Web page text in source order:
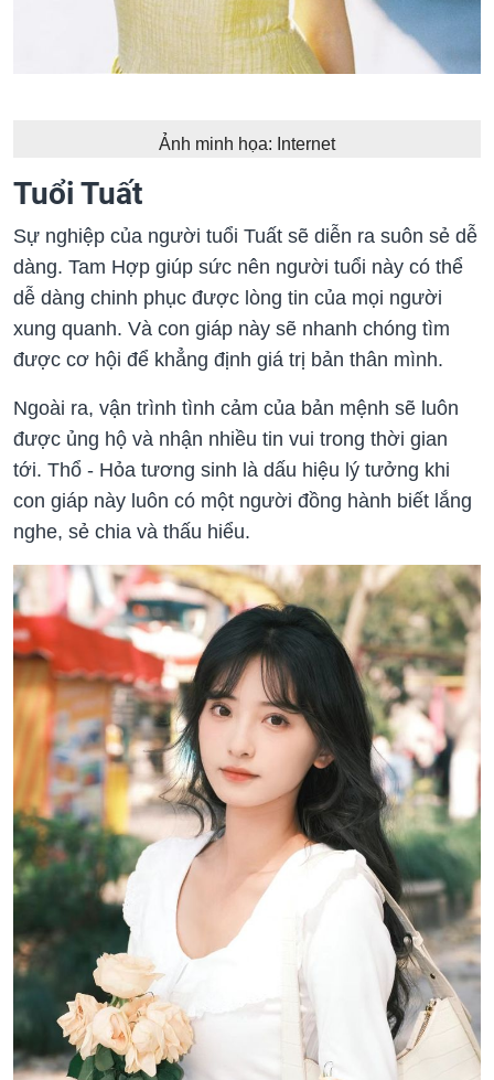
Ảnh minh họa: Internet
Tuổi Tuất
Sự nghiệp của người tuổi Tuất sẽ diễn ra suôn sẻ dễ
dàng. Tam Hợp giúp sức nên người tuổi này có thể
dễ dàng chinh phục được lòng tin của mọi người
xung quanh. Và con giáp này sẽ nhanh chóng tìm
được cơ hội để khẳng định giá trị bản thân mình.
Ngoài ra, vận trình tình cảm của bản mệnh sẽ luôn
được ủng hộ và nhận nhiều tin vui trong thời gian
tới. Thổ - Hỏa tương sinh là dấu hiệu lý tưởng khi
con giáp này luôn có một người đồng hành biết lắng
nghe, sẻ chia và thấu hiểu.